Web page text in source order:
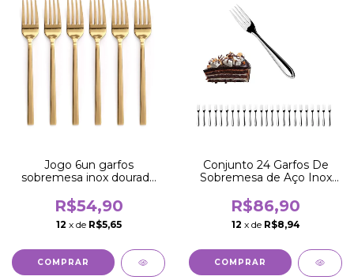
Jogo 6un garfos
sobremesa inox dourado
R$54,90
12 x de R$5,65
Conjunto 24 Garfos De
Sobremesa de Aço Inox
R$86,90
12 x de R$8,94